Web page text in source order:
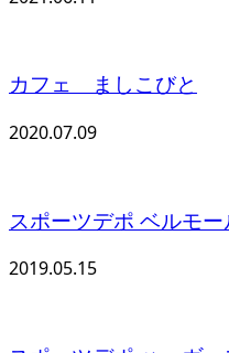
カフェ ましこびと
2020.07.09
スポーツデポ ベルモ
2019.05.15